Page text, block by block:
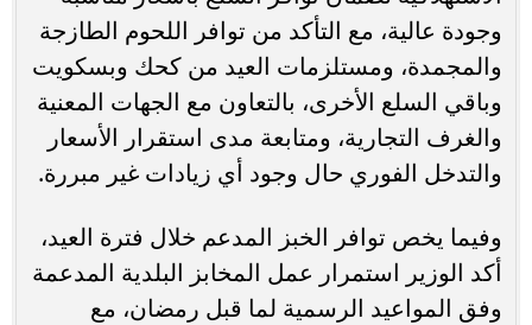
وجودة عالية، مع التأكد من توافر اللحوم الطازجة
والمجمدة، ومستلزمات العيد من كحك وبسكويت
وباقي السلع الأخرى، بالتعاون مع الجهات المعنية
والغرف التجارية، ومتابعة مدى استقرار الأسعار
والتدخل الفوري حال وجود أي زيادات غير مبررة.
وفيما يخص توافر الخبز المدعم خلال فترة العيد،
أكد الوزير استمرار عمل المخابز البلدية المدعمة
وفق المواعيد الرسمية لما قبل رمضان، مع